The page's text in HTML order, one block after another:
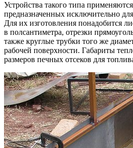
Устройства такого типа
предназначенных исключительно
Для их изготовления понадобится
в полсантиметра, отрезки
также круглые трубки того же
рабочей поверхности. Габариты
размеров печных отсеков для